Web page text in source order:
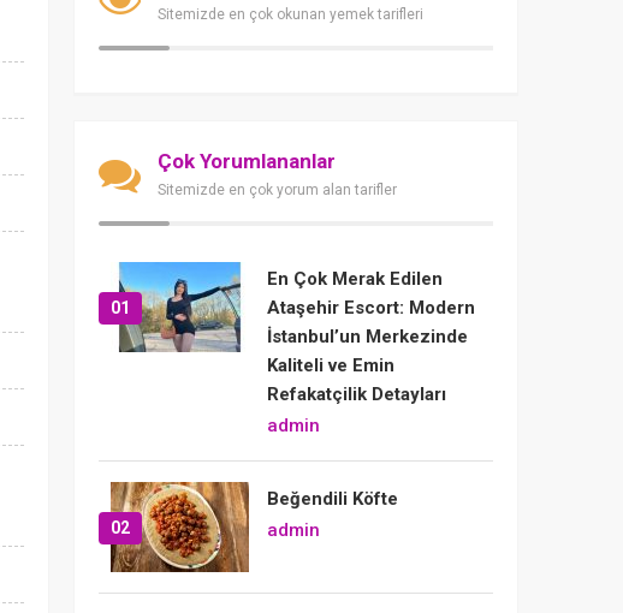
Sitemizde en çok okunan yemek tarifleri
Çok Yorumlananlar
Sitemizde en çok yorum alan tarifler
01
En Çok Merak Edilen
Ataşehir Escort: Modern
İstanbul’un Merkezinde
Kaliteli ve Emin
Refakatçilik Detayları
admin
02
Beğendili Köfte
admin